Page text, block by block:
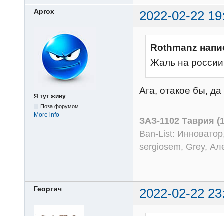
Aprox 2022-02-22
Я тут живу
Поза форумом
More info
Rothmanz
Жаль на россии
Ага, отакое бы,
ЗАЗ-1102 Таврия
Ban-List:
sergiosem, Grey,
Георгич 2022-02-22